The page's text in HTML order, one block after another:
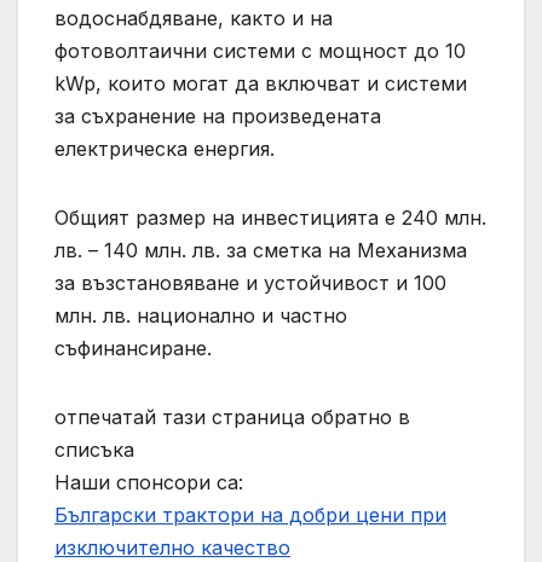
водоснабдяване, както и на
фотоволтаични системи с мощност до 10
kWp, които могат да включват и системи
за съхранение на произведената
електрическа енергия.
Общият размер на инвестицията е 240 млн.
лв. – 140 млн. лв. за сметка на Механизма
за възстановяване и устойчивост и 100
млн. лв. национално и частно
съфинансиране.
отпечатай тази страница обратно в
списъка
Наши спонсори са:
Български трактори на добри цени при
изключително качество